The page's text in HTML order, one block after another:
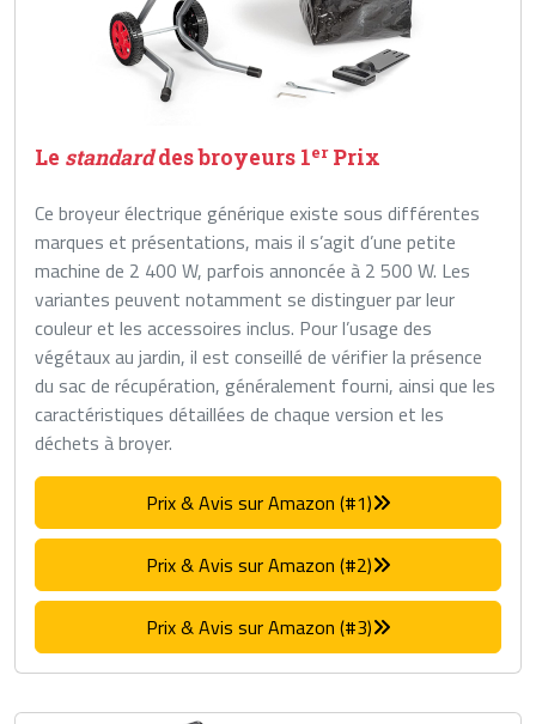
Le standarddes broyeurs 1erPrix
Ce broyeur électrique générique existe sous différentes
marques et présentations, mais il s’agit d’une petite
machine de 2 400 W, parfois annoncée à 2 500 W. Les
variantes peuvent notamment se distinguer par leur
couleur et les accessoires inclus. Pour l’usage des
végétaux au jardin, il est conseillé de vérifier la présence
du sac de récupération, généralement fourni, ainsi que les
caractéristiques détaillées de chaque version et les
déchets à broyer.
Prix & Avis sur Amazon (#1)
Prix & Avis sur Amazon (#2)
Prix & Avis sur Amazon (#3)